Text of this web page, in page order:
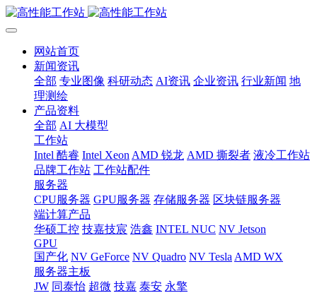
网站首页
新闻资讯
全部 专业图像 科研动态 AI资讯 企业资讯 行业新闻 地
理测绘
产品资料
全部 AI 大模型
工作站
Intel 酷睿 Intel Xeon AMD 锐龙 AMD 撕裂者 液冷工作站
品牌工作站 工作站配件
服务器
CPU服务器 GPU服务器 存储服务器 区块链服务器
端计算产品
华硕工控 技嘉技宸 浩鑫 INTEL NUC NV Jetson
GPU
国产化 NV GeForce NV Quadro NV Tesla AMD WX
服务器主板
JW 同泰怡 超微 技嘉 泰安 永擎